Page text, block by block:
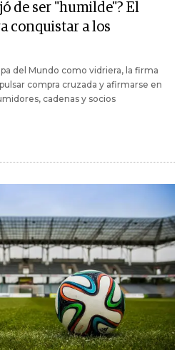
de ser "humilde"? El
conquistar a los
del Mundo como vidriera, la firma
compra cruzada y afirmarse en
cadenas y socios